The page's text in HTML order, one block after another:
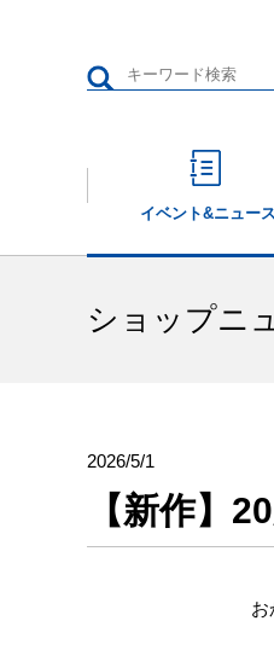
イベント&ニュース
ショップニ
2026/5/1
【新作】
お